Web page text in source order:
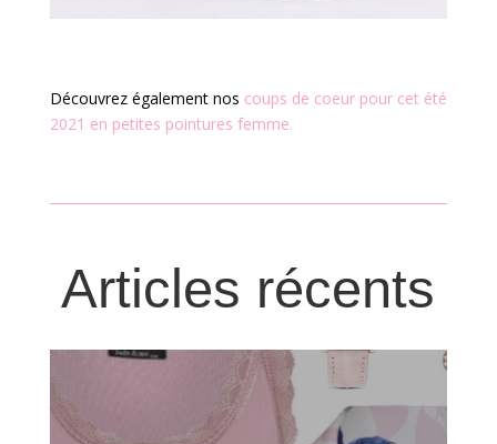
Découvrez également nos coups de coeur pour cet été
2021 en petites pointures femme.
Articles récents